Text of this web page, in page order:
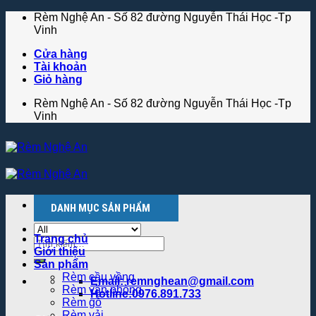
Skip
Rèm Nghệ An - Số 82 đường Nguyễn Thái Học -Tp
Vinh
Cửa hàng
Tài khoản
Giỏ hàng
Rèm Nghệ An - Số 82 đường Nguyễn Thái Học -Tp
Vinh
Menu
Tìm
kiếm:
Email: remnghean@gmail.com
Hotline:0976.891.733
DANH MỤC SẢN PHẨM
Trang chủ
Giới thiệu
Sản phẩm
Rèm cầu vồng
Rèm văn phòng
Rèm gỗ